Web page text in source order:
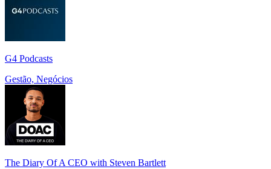
G4 Podcasts
Gestão, Negócios
The Diary Of A CEO with Steven Bartlett